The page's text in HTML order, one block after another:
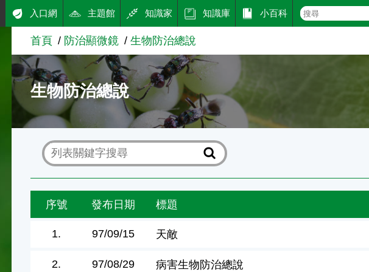
入口網 主題館 知識家 知識庫 小百科
首頁 防治顯微鏡 生物防治總說
生物防治總說
序號 發布日期 標題
1. 97/09/15 天敵
2. 97/08/29 病害生物防治總說